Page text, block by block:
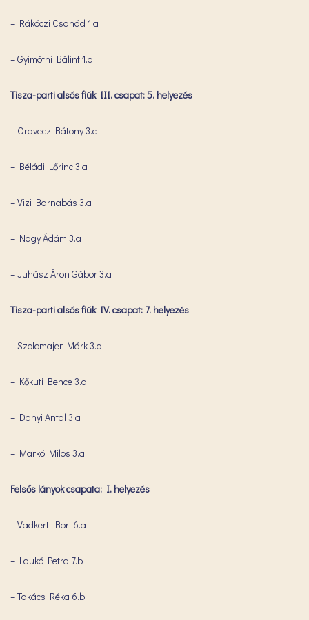
– Rákóczi Csanád 1.a
– Gyimóthi Bálint 1.a
Tisza-parti alsós fiúk III. csapat: 5. helyezés
– Oravecz Bátony 3.c
– Béládi Lőrinc 3.a
– Vizi Barnabás 3.a
– Nagy Ádám 3.a
– Juhász Áron Gábor 3.a
Tisza-parti alsós fiúk IV. csapat: 7. helyezés
– Szolomajer Márk 3.a
– Kőkuti Bence 3.a
– Danyi Antal 3.a
– Markó Milos 3.a
Felsős lányok csapata: I. helyezés
– Vadkerti Bori 6.a
– Laukó Petra 7.b
– Takács Réka 6.b